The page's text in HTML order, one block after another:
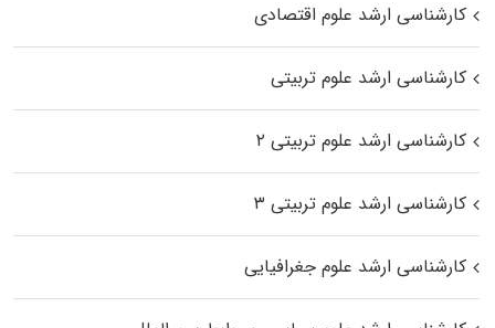
کارشناسی ارشد علوم اقتصادی
کارشناسی ارشد علوم تربیتی
کارشناسی ارشد علوم تربیتی ۲
کارشناسی ارشد علوم تربیتی ۳
کارشناسی ارشد علوم جغرافیایی